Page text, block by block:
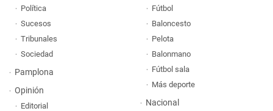
Política
Sucesos
Tribunales
Sociedad
Pamplona
Opinión
Editorial
Fútbol
Baloncesto
Pelota
Balonmano
Fútbol sala
Más deporte
Nacional